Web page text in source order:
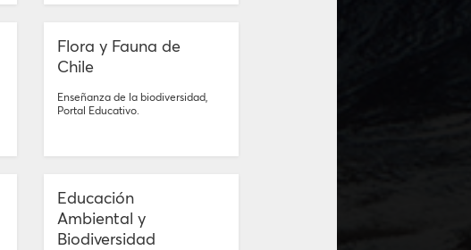
Flora y Fauna de
Chile
Enseñanza de la biodiversidad,
Portal Educativo.
Educación
Ambiental y
Biodiversidad